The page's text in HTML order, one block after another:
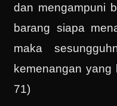
dan mengampuni
barang siapa
maka
kemenangan yang
71)